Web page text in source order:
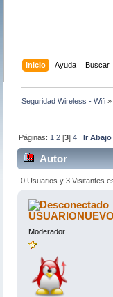
Inicio Ayuda Buscar
Seguridad Wireless - Wifi »
Páginas: 1 2 [3]4 Ir Abajo
Autor
0 Usuarios y 3 Visitantes
USUARIONUEVO
Moderador